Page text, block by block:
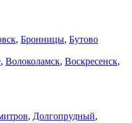
, Бронницы, Бутово
, Волоколамск, Воскресенск,
, Долгопрудный,